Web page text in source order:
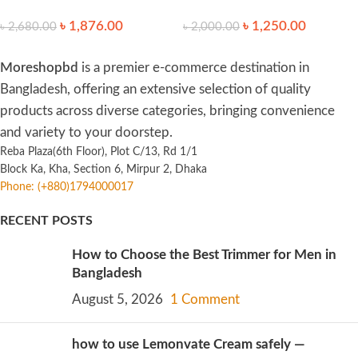
৳2,680.00 ৳ 1,876.00 ৳2,000.00 ৳ 1,250.00
Moreshopbd is a premier e-commerce destination in
Bangladesh, offering an extensive selection of quality
products across diverse categories, bringing convenience
and variety to your doorstep.
Reba Plaza(6th Floor), Plot C/13, Rd 1/1
Block Ka, Kha, Section 6, Mirpur 2, Dhaka
Phone: (+880)1794000017
RECENT POSTS
How to Choose the Best Trimmer for Men in
Bangladesh
August 5, 2026
1 Comment
how to use Lemonvate Cream safely —